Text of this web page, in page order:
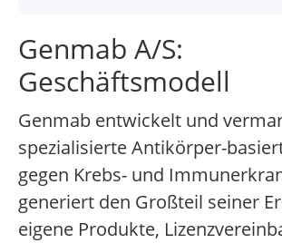
Genmab A/S:
Geschäftsmodell
Genmab entwickelt und
spezialisierte Antikörper-
gegen Krebs- und
generiert den Großteil seiner
eigene Produkte,